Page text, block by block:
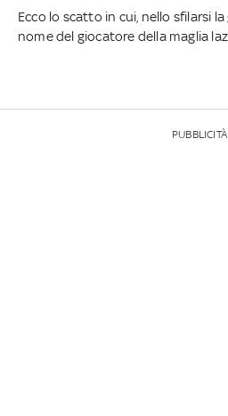
Ecco lo scatto in cui, nello sfilarsi la
nome del giocatore della maglia
PUBBLICITÀ